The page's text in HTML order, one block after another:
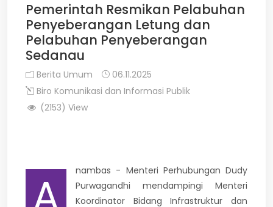
Pemerintah Resmikan Pelabuhan
Penyeberangan Letung dan
Pelabuhan Penyeberangan
Sedanau
Berita Umum
06.11.2025
Biro Komunikasi dan Informasi Publik
(2153) View
A
nambas - Menteri Perhubungan Dudy
Purwagandhi mendampingi Menteri
Koordinator Bidang Infrastruktur dan